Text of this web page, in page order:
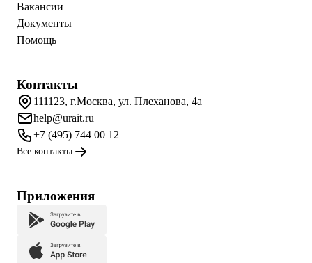
Вакансии
Документы
Помощь
Контакты
111123, г.Москва, ул. Плеханова, 4а
help@urait.ru
+7 (495) 744 00 12
Все контакты
Приложения